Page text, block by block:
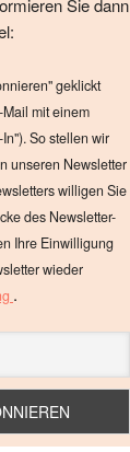
Sie dann
geklickt
mit einem
So stellen wir
unseren Newsletter
willigen Sie
des Newsletter-
Ihre Einwilligung
wieder
.